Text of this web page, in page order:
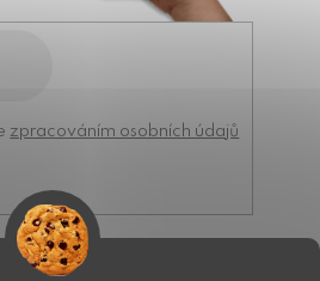
zpracováním osobních údajů